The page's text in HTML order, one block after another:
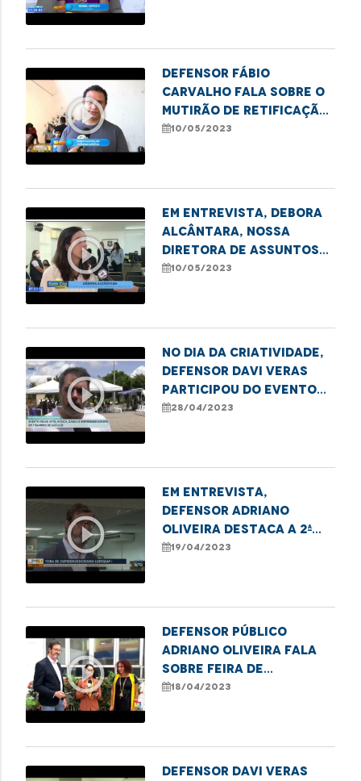
play_circle_outline
Defensor Fábio
Carvalho fala sobre o
mutirão de retificação
de registro civil em
10/05/2023
play_circle_outline
Em entrevista, Debora
Alcântara, nossa
Diretora de Assuntos
Institucionais e
Cidadania Transgênero
10/05/2023
play_circle_outline
No Dia da Criatividade,
defensor Davi Veras
participou do evento
da ONG Justiça e Paz se
28/04/2023
play_circle_outline
Em entrevista,
defensor Adriano
Oliveira destaca a 2ª
Feira do
Imperatriz
19/04/2023
play_circle_outline
Defensor público
Adriano Oliveira fala
sobre Feira de
Empreendedorismo
18/04/2023
Defensor Davi Veras